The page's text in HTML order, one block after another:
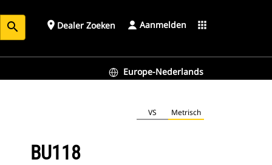
search place Dealer Zoeken Aanmelden apps
Europe-Nederlands
VS Metrisch
BU118